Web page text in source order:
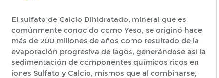
El sulfato de Calcio Dihidratado, mineral que es
comúnmente conocido como Yeso, se originó hace
más de 200 millones de años como resultado de la
evaporación progresiva de lagos, generándose así la
sedimentación de componentes químicos ricos en
iones Sulfato y Calcio, mismos que al combinarse,